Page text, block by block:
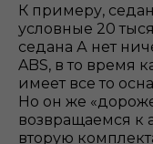
К примеру,
условные 20
седана А нет
ABS, в то время
имеет все то
Но он же
возвращаемся к
вторую